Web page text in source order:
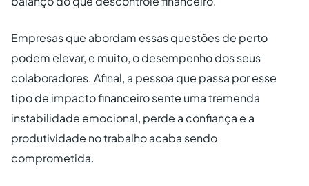
Empresas que abordam essas questões de perto
podem elevar, e muito, o desempenho dos seus
colaboradores. Afinal, a pessoa que passa por esse
tipo de impacto financeiro sente uma tremenda
instabilidade emocional, perde a confiança e a
produtividade no trabalho acaba sendo
comprometida.